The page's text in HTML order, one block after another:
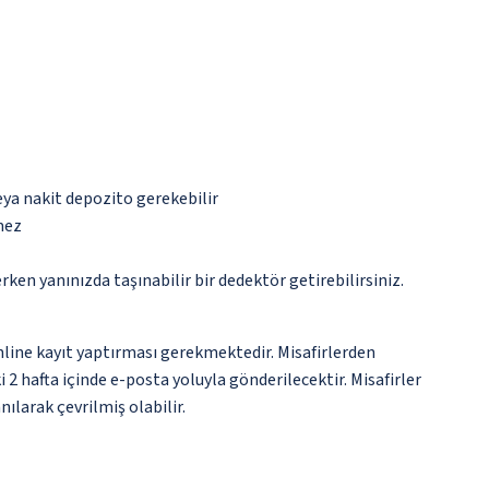
nakit depozito gerekebilir
yanınızda taşınabilir bir dedektör getirebilirsiniz.
kayıt yaptırması gerekmektedir. Misafirlerden
hafta içinde e-posta yoluyla gönderilecektir. Misafirler
çevrilmiş olabilir.